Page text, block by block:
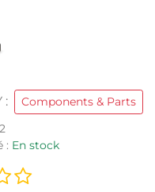
:
Components & Parts
: En stock